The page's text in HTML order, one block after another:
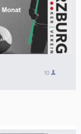
10